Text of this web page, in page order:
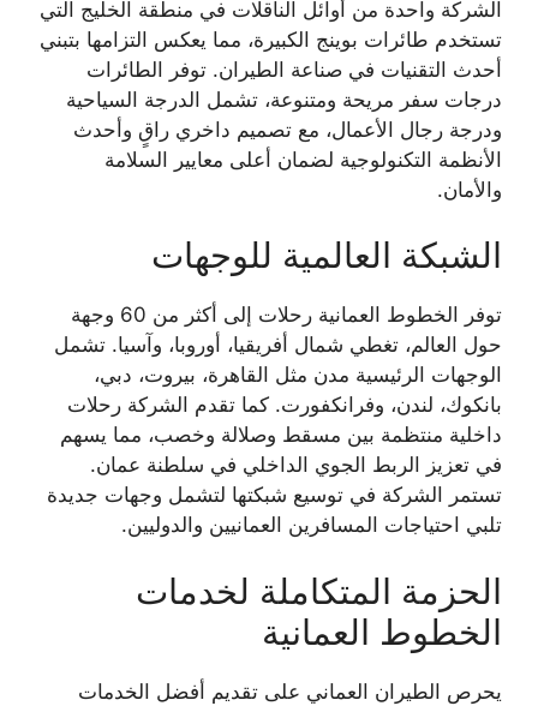
الشركة واحدة من أوائل الناقلات في منطقة الخليج التي
تستخدم طائرات بوينج الكبيرة، مما يعكس التزامها بتبني
أحدث التقنيات في صناعة الطيران. توفر الطائرات
درجات سفر مريحة ومتنوعة، تشمل الدرجة السياحية
ودرجة رجال الأعمال، مع تصميم داخري راقٍ وأحدث
الأنظمة التكنولوجية لضمان أعلى معايير السلامة
والأمان.
الشبكة العالمية للوجهات
توفر الخطوط العمانية رحلات إلى أكثر من 60 وجهة
حول العالم، تغطي شمال أفريقيا، أوروبا، وآسيا. تشمل
الوجهات الرئيسية مدن مثل القاهرة، بيروت، دبي،
بانكوك، لندن، وفرانكفورت. كما تقدم الشركة رحلات
داخلية منتظمة بين مسقط وصلالة وخصب، مما يسهم
في تعزيز الربط الجوي الداخلي في سلطنة عمان.
تستمر الشركة في توسيع شبكتها لتشمل وجهات جديدة
تلبي احتياجات المسافرين العمانيين والدوليين.
الحزمة المتكاملة لخدمات
الخطوط العمانية
يحرص الطيران العماني على تقديم أفضل الخدمات